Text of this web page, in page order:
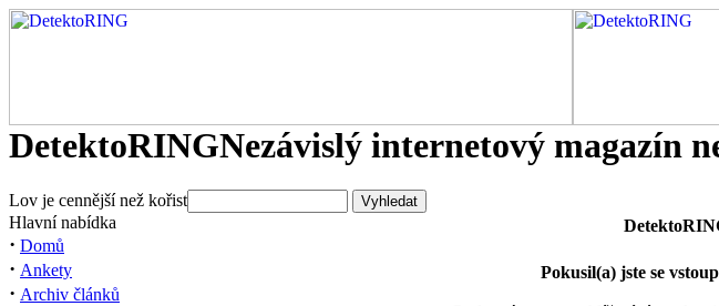
DetektoRINGNezávislý internetový magazín
Lov je cennější než kořist
Hlavní nabídka
· Domů
· Ankety
· Archiv článků
Pokusil(a) jste se